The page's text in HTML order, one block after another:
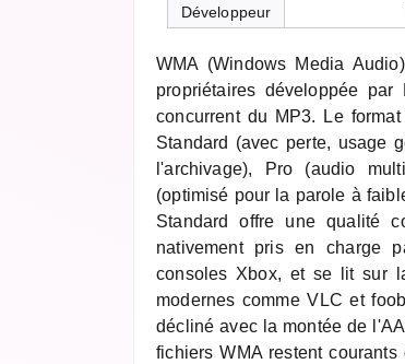
Développeur
WMA (Windows Media
propriétaires développée
concurrent du MP3. Le
Standard (avec perte, usage
l'archivage), Pro (audio
(optimisé pour la parole à
Standard offre une qualité
nativement pris en charge
consoles Xbox, et se lit sur
modernes comme VLC et
décliné avec la montée de
fichiers WMA restent